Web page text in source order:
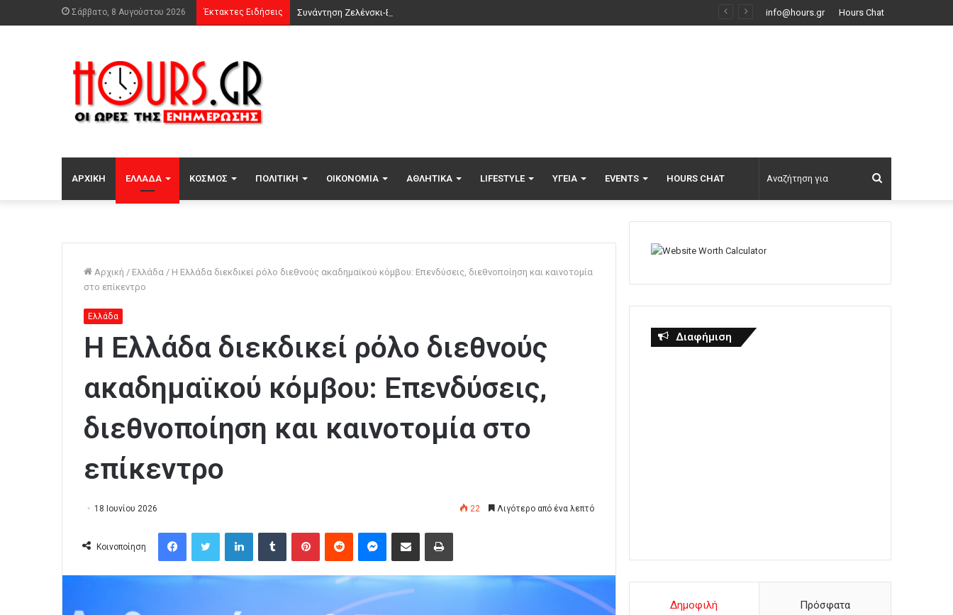
Σάββατο, 8 Αυγούστου 2026 Έκτακτες Ειδήσεις Συνάντηση Ζελένσκι-Βούτσιτς στο Βελιγράδι: Οικονομία, ασφάλεια και στο βάθος… Ρωσία info@hours.gr Hours Chat
ΑΡΧΙΚΉ ΕΛΛΆΔΑ ΚΌΣΜΟΣ ΠΟΛΙΤΙΚΉ ΟΙΚΟΝΟΜΊΑ ΑΘΛΗΤΙΚΆ LIFESTYLE ΥΓΕΊΑ EVENTS HOURS CHAT
για
Αρχική / Ελλάδα / Η Ελλάδα διεκδικεί ρόλο διεθνούς ακαδημαϊκού κόμβου: Επενδύσεις, διεθνοποίηση και καινοτομία
στο επίκεντρο
Ελλάδα
Η Ελλάδα διεκδικεί ρόλο διεθνούς
ακαδημαϊκού κόμβου: Επενδύσεις,
διεθνοποίηση και καινοτομία στο
επίκεντρο
18 Ιουνίου 2026 22 Λιγότερο από ένα λεπτό
Κοινοποίηση
Διαφήμιση
Δημοφιλή Πρόσφατα